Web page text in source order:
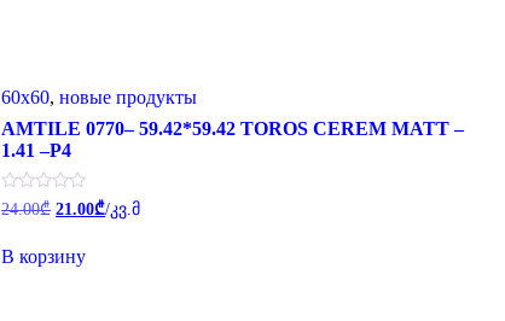
60x60,новые продукты
AMTILE 0770– 59.42*59.42 TOROS CEREM MATT –
1.41 –P4
Оценка
0
5
24.00₾ Первоначальная
цена
24.00₾.
21.00₾Текущая
цена:
/კვ.მ
В корзину